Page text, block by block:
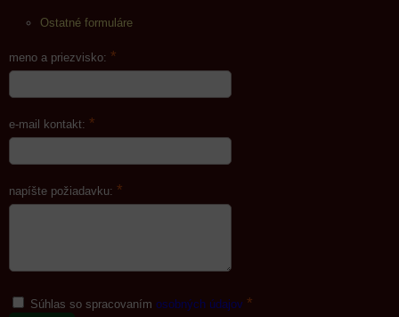
Ostatné formuláre
meno a priezvisko: *
e-mail kontakt: *
napíšte požiadavku: *
Súhlas so spracovaním osobných údajov *